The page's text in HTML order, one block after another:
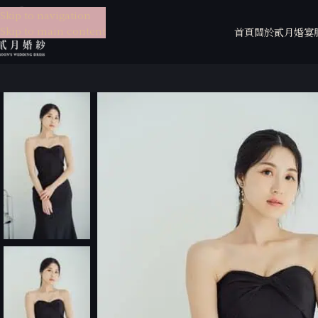
Skip to navigation
Skip to main content
首頁關於貳月婚宴